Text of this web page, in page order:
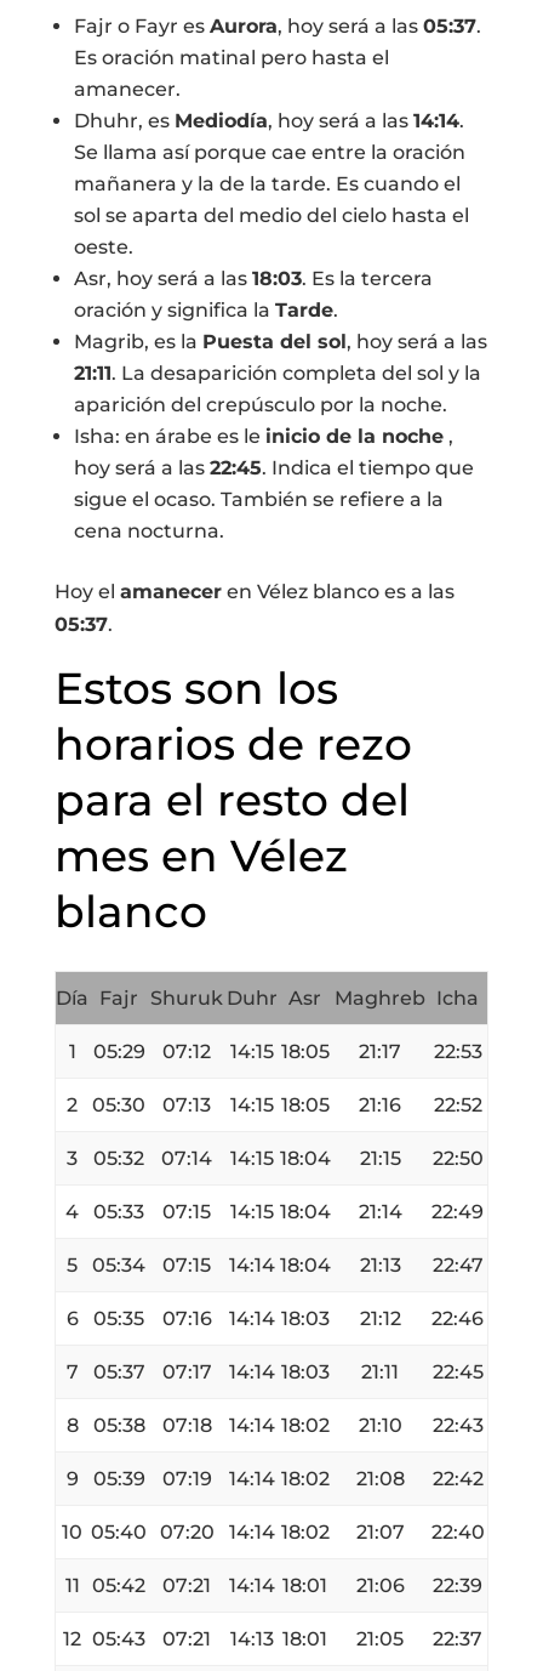
Fajr o Fayr es Aurora, hoy será a las 05:37.
Es oración matinal pero hasta el
amanecer.
Dhuhr, es Mediodía, hoy será a las 14:14.
Se llama así porque cae entre la oración
mañanera y la de la tarde. Es cuando el
sol se aparta del medio del cielo hasta el
oeste.
Asr, hoy será a las 18:03. Es la tercera
oración y significa la Tarde.
Magrib, es la Puesta del sol, hoy será a las
21:11. La desaparición completa del sol y la
aparición del crepúsculo por la noche.
Isha: en árabe es le inicio de la noche,
hoy será a las 22:45. Indica el tiempo que
sigue el ocaso. También se refiere a la
cena nocturna.
Hoy el amaneceren Vélez blanco es a las
05:37.
Estos son los
horarios de rezo
para el resto del
mes en Vélez
blanco
Día Fajr Shuruk Duhr Asr Maghreb Icha
1 05:29 07:12 14:15 18:05 21:17 22:53
2 05:30 07:13 14:15 18:05 21:16 22:52
3 05:32 07:14 14:15 18:04 21:15 22:50
4 05:33 07:15 14:15 18:04 21:14 22:49
5 05:34 07:15 14:14 18:04 21:13 22:47
6 05:35 07:16 14:14 18:03 21:12 22:46
7 05:37 07:17 14:14 18:03 21:11 22:45
8 05:38 07:18 14:14 18:02 21:10 22:43
9 05:39 07:19 14:14 18:02 21:08 22:42
10 05:40 07:20 14:14 18:02 21:07 22:40
11 05:42 07:21 14:14 18:01 21:06 22:39
12 05:43 07:21 14:13 18:01 21:05 22:37